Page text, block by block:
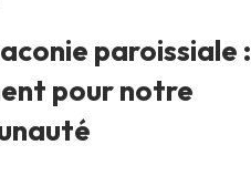
paroissiale :
pour notre